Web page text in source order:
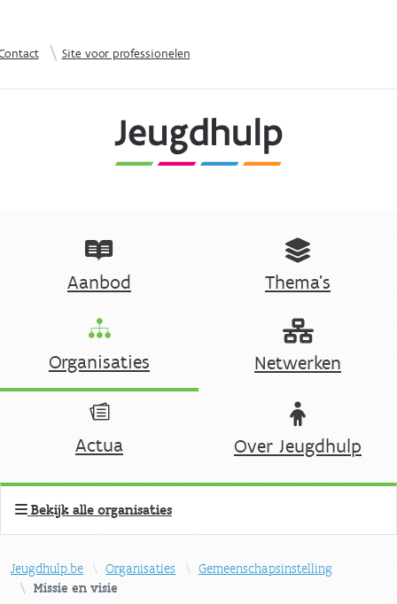
| Site voor professionelen
Aanbod Thema's
Organisaties Netwerken
Actua Over Jeugdhulp
Bekijk alle organisaties
Jeugdhulp.be Organisaties
Gemeenschapsinstelling
Missie en visie